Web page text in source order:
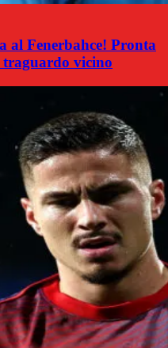
Fenerbahce! Pronta
vicino